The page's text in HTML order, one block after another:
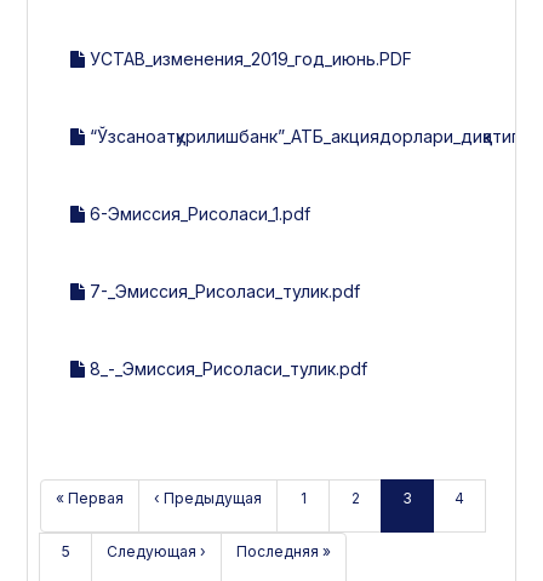
УСТАВ_изменения_2019_год_июнь.PDF
6-Эмиссия_Рисоласи_1.pdf
7-_Эмиссия_Рисоласи_тулик.pdf
8_-_Эмиссия_Рисоласи_тулик.pdf
« Первая ‹ Предыдущая 1 2 3 4
5 Следующая › Последняя »